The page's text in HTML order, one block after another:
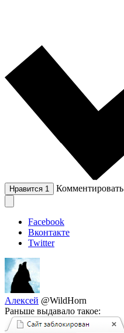
Нравится 1 Комментировать
Facebook
Вконтакте
Twitter
Алексей @WildHorn
Раньше выдавало такое: